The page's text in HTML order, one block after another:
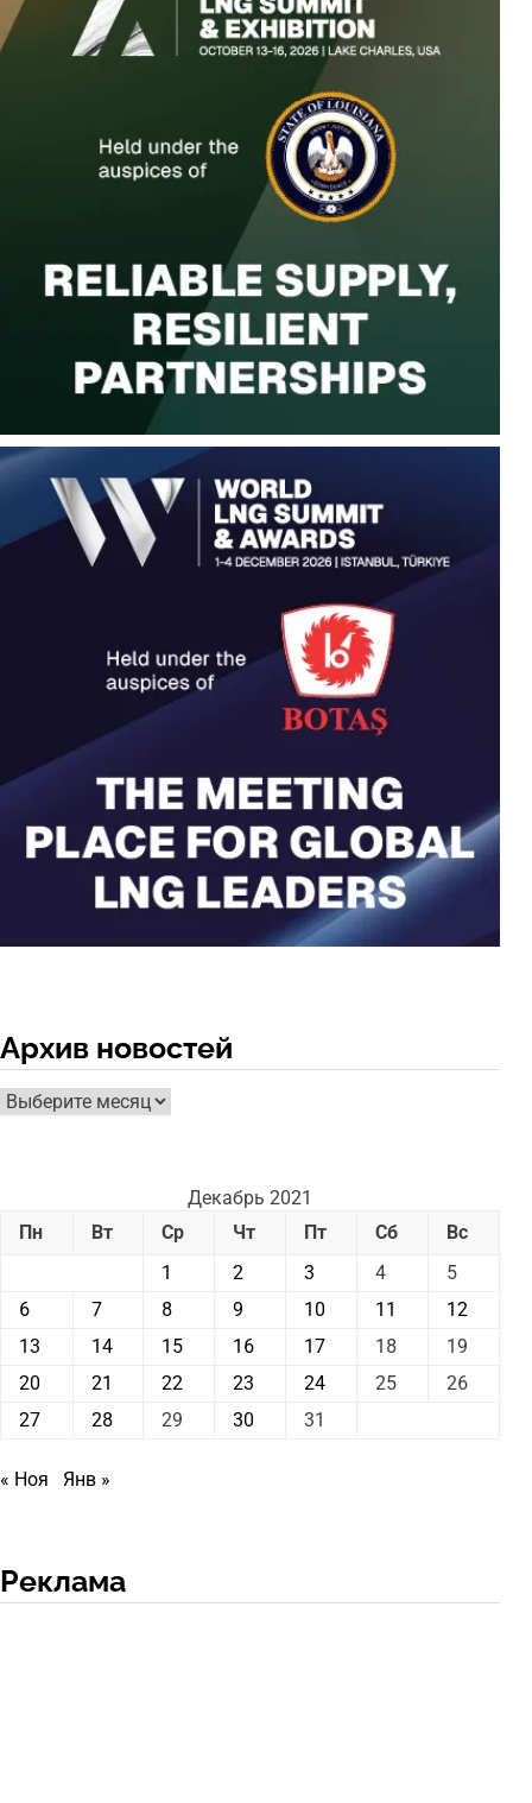
Архив новостей
Архив
новостей
Декабрь 2021
Пн
Вт Ср Чт Пт Сб
Вс
1
2 3 4
5
6
7 8 9 10 11
12
13
14 15 16 17 18
19
20
21 22 23 24 25
26
27
28 29 30 31
« Ноя Янв »
Реклама